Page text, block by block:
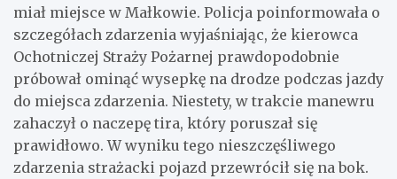
miał miejsce w Małkowie. Policja poinformowała o
szczegółach zdarzenia wyjaśniając, że kierowca
Ochotniczej Straży Pożarnej prawdopodobnie
próbował ominąć wysepkę na drodze podczas jazdy
do miejsca zdarzenia. Niestety, w trakcie manewru
zahaczył o naczepę tira, który poruszał się
prawidłowo. W wyniku tego nieszczęśliwego
zdarzenia strażacki pojazd przewrócił się na bok.